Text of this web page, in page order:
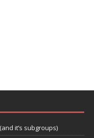
it’s subgroups)